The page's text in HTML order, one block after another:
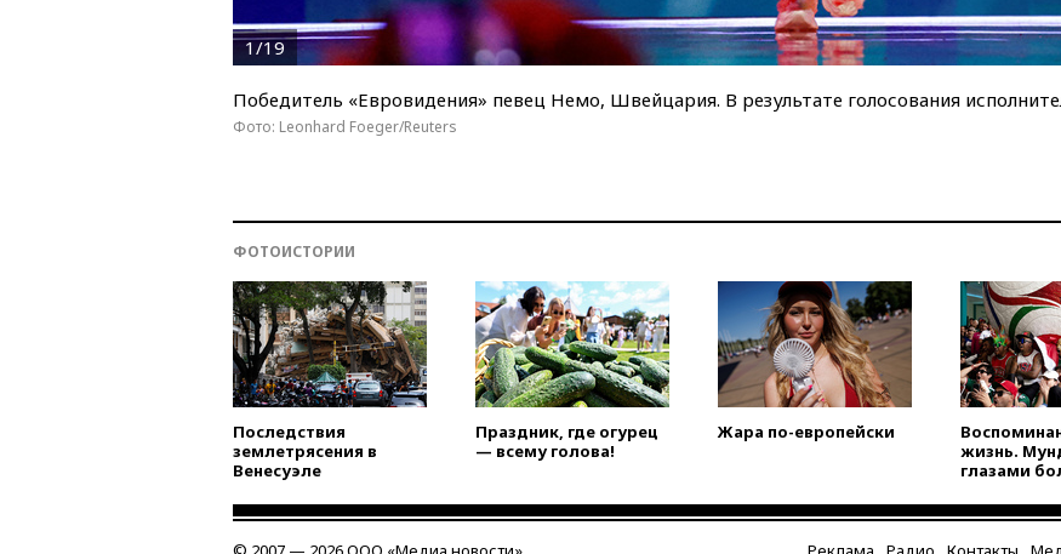
1/19
Победитель «Евровидения» певец Немо, Швейцария. В результате голосования
Фото: Leonhard Foeger/Reuters
ФОТОИСТОРИИ
Последствия
землетрясения в
Венесуэле
Праздник, где огурец
— всему голова!
Жара по-европейски
жизнь.
глазами